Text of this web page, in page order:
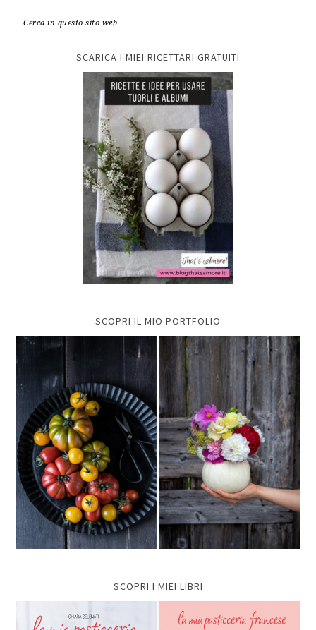
SCARICA I MIEI RICETTARI GRATUITI
SCOPRI IL MIO PORTFOLIO
SCOPRI I MIEI LIBRI